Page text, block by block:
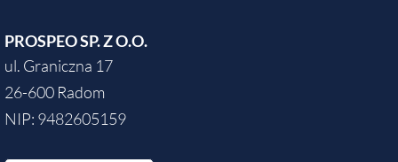
PROSPEO SP. Z O.O.
ul. Graniczna 17
26-600 Radom
NIP: 9482605159